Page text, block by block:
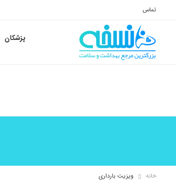
تماس
پزشکان
خانه ویزیت بارداری